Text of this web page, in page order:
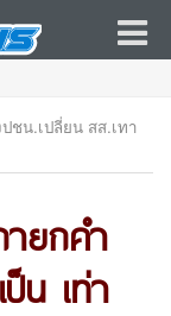
ชน.เปลี่ยน สส.เทา
ยกคำ
น เท่า